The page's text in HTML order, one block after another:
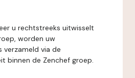
u rechtstreeks uitwisselt
worden uw
verzameld via de
binnen de Zenchef groep.